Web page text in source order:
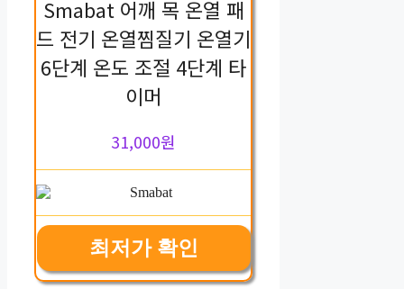
Smabat 어깨 목 온열 패
드 전기 온열찜질기 온열기
6단계 온도 조절 4단계 타
이머
31,000원
최저가 확인